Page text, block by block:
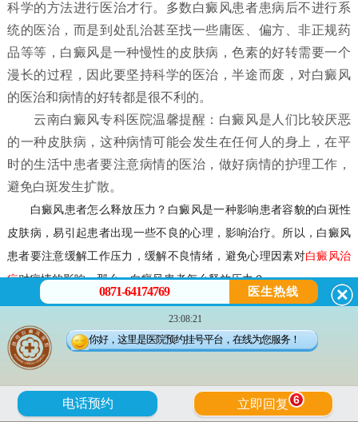
科学的方法进行医治才行。多数白癜风患者患病后不进行系
统的医治，而是到处乱治甚至找一些庸医、偏方、非正规药
品等等，白癜风是一种慢性的皮肤病，色素的好转需要一个
漫长的过程，因此要坚持科学的医治，半途而废，对白癜风
的医治和病情的好转都是很不利的。
云南白癜风专科医院温馨提醒：白癜风是人们比较厌恶
的一种皮肤病，这种病情可能会发生在任何人的身上，在平
时的生活中患者要注意病情的医治，做好病情的护理工作，
避免白斑发生扩散。
白癜风患者怎么释放压力？ 白癜风是一种影响患者容貌的白斑性
皮肤病，易引起患者出现一些不良的心理，影响治疗。所以，白癜风
患者要注意缓解工作压力，缓解不良情绪，避免心理因素对白癜风治
疗对病情的影响。那么，白癜风患者怎么释放压力？
白癜风患者怎么释放压力？
一，白癜风患者应放松自己。患上白癜风后，患者应放松自己，
遇到不公平和有意见的事情要坦率地说出来，不要压在心里，患者可
通过发泄以消不快之气，例如面对沙包或人头偶像猛打几拳，或者大
0871-64174769 医生热线
23:08:21
你好，这里是医院预约挂号平台，在线为您服务！
电话预约 立即回复 6